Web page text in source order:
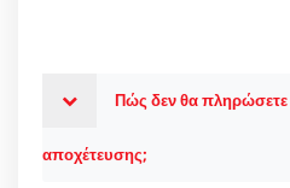
Πώς δεν θα πληρώσετε
αποχέτευσης;